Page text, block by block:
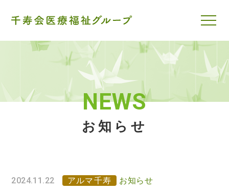
NEWS
お知らせ
2024.11.22 アルマ千寿 お知らせ